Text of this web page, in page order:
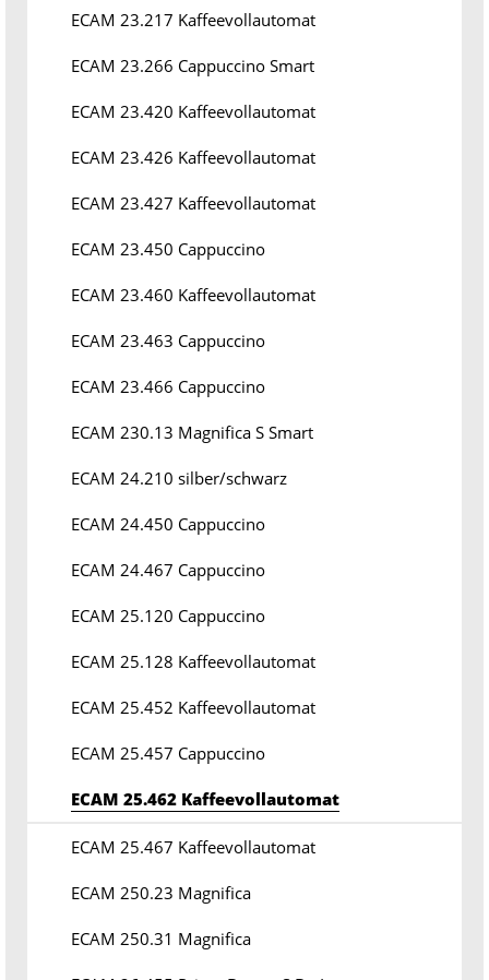
ECAM 23.217 Kaffeevollautomat
ECAM 23.266 Cappuccino Smart
ECAM 23.420 Kaffeevollautomat
ECAM 23.426 Kaffeevollautomat
ECAM 23.427 Kaffeevollautomat
ECAM 23.450 Cappuccino
ECAM 23.460 Kaffeevollautomat
ECAM 23.463 Cappuccino
ECAM 23.466 Cappuccino
ECAM 230.13 Magnifica S Smart
ECAM 24.210 silber/schwarz
ECAM 24.450 Cappuccino
ECAM 24.467 Cappuccino
ECAM 25.120 Cappuccino
ECAM 25.128 Kaffeevollautomat
ECAM 25.452 Kaffeevollautomat
ECAM 25.457 Cappuccino
ECAM 25.462 Kaffeevollautomat
ECAM 25.467 Kaffeevollautomat
ECAM 250.23 Magnifica
ECAM 250.31 Magnifica